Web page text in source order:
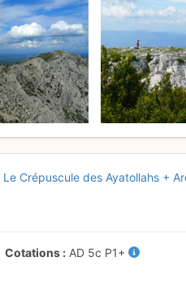
Crépuscule des Ayatollahs +
Cotations AD 5c P1+